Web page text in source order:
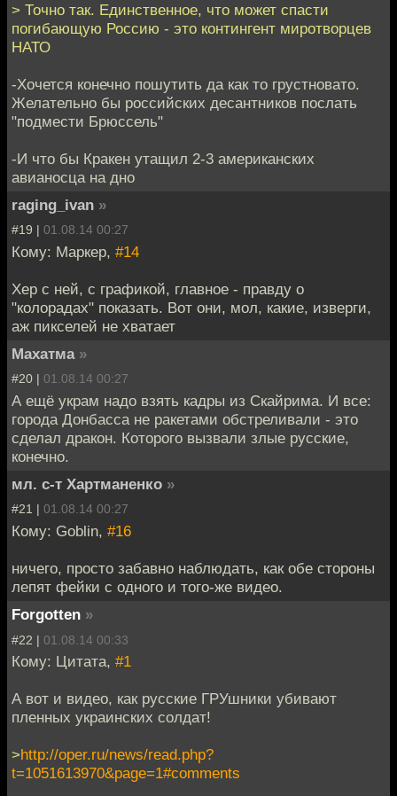
> Точно так. Единственное, что может спасти
погибающую Россию - это контингент миротворцев
НАТО
-Хочется конечно пошутить да как то грустновато.
Желательно бы российских десантников послать
"подмести Брюссель"
-И что бы Кракен утащил 2-3 американских
авианосца на дно
raging_ivan »
#19 | 01.08.14 00:27
Кому: Маркер, #14
Хер с ней, с графикой, главное - правду о
"колорадах" показать. Вот они, мол, какие, изверги,
аж пикселей не хватает
Махатма »
#20 | 01.08.14 00:27
А ещё украм надо взять кадры из Скайрима. И все:
города Донбасса не ракетами обстреливали - это
сделал дракон. Которого вызвали злые русские,
конечно.
мл. с-т Хартманенко »
#21 | 01.08.14 00:27
Кому: Goblin, #16
ничего, просто забавно наблюдать, как обе стороны
лепят фейки с одного и того-же видео.
Forgotten »
#22 | 01.08.14 00:33
Кому: Цитата, #1
А вот и видео, как русские ГРУшники убивают
пленных украинских солдат!
>http://oper.ru/news/read.php?
t=1051613970&page=1#comments